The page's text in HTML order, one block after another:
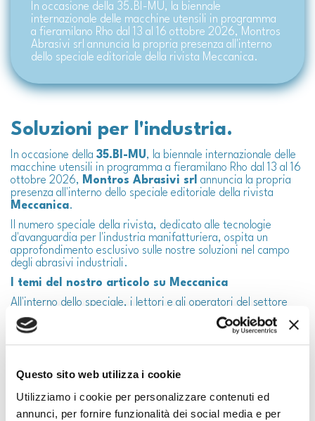
Questo sito web utilizza i cookie
Utilizziamo i cookie per personalizzare contenuti ed
annunci, per fornire funzionalità dei social media e per
In occasione della 35.BI-MU, la biennale
internazionale delle macchine utensili in programma
a fieramilano Rho dal 13 al 16 ottobre 2026, Montros
Abrasivi srl annuncia la propria presenza all'interno
dello speciale editoriale della rivista Meccanica.
Soluzioni per l'industria.
In occasione della 35.BI-MU, la biennale internazionale delle
macchine utensili in programma a fieramilano Rho dal 13 al 16
ottobre 2026, Montros Abrasivi srl annuncia la propria
presenza all'interno dello speciale editoriale della rivista
Meccanica.
Il numero speciale della rivista, dedicato alle tecnologie
d'avanguardia per l'industria manifatturiera, ospita un
approfondimento esclusivo sulle nostre soluzioni nel campo
degli abrasivi industriali.
I temi del nostro articolo su Meccanica
All'interno dello speciale, i lettori e gli operatori del settore
potranno scoprire:
Efficienza nei processi:
come i prodotti Montros
Abrasivi riducono i tempi di ciclo nella lavorazione dei
Sostenibilità industriale:soluzioni progettate per
Supporto all'industria meccanica:l'applicazione dei
nostri abrasivi sulle moderne macchine utensili.